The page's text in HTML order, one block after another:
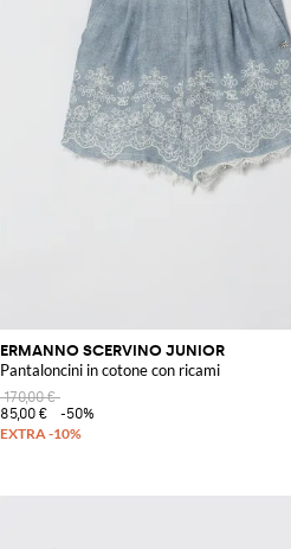
ERMANNO SCERVINO JUNIOR
Pantaloncini in cotone con ricami
170,00 €
85,00 €
-50%